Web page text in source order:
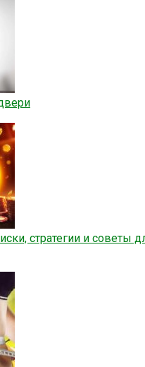
стратегии и советы